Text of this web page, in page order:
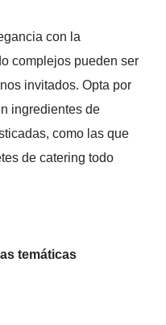
con la
complejos pueden ser
invitados. Opta por
ingredientes de
como las que
de catering todo
temáticas